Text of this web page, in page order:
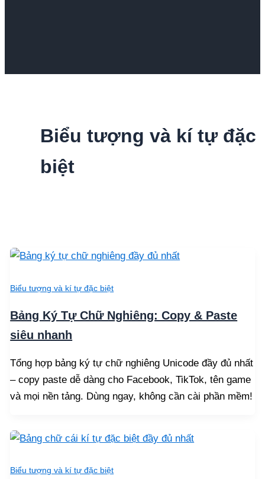
Biểu tượng và kí tự đặc
biệt
Biểu tượng và kí tự đặc biệt
Bảng Ký Tự Chữ Nghiêng: Copy & Paste
siêu nhanh
Tổng hợp bảng ký tự chữ nghiêng Unicode đầy đủ nhất
– copy paste dễ dàng cho Facebook, TikTok, tên game
và mọi nền tảng. Dùng ngay, không cần cài phần mềm!
Biểu tượng và kí tự đặc biệt